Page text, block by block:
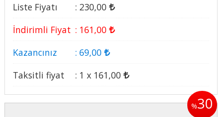
Liste Fiyatı : 230,00
İndirimli Fiyat : 161,00
Kazancınız
: 69,00
Taksitli fiyat
: 1 x 161,00
%30